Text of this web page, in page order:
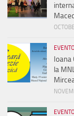
Ioana
la